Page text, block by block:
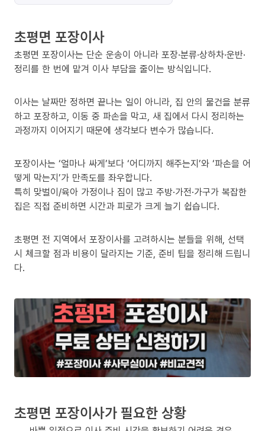
초평면 포장이사
초평면 포장이사는 단순 운송이 아니라 포장·분류·상하차·운반·
정리를 한 번에 맡겨 이사 부담을 줄이는 방식입니다.
이사는 날짜만 정하면 끝나는 일이 아니라, 집 안의 물건을 분류
하고 포장하고, 이동 중 파손을 막고, 새 집에서 다시 정리하는
과정까지 이어지기 때문에 생각보다 변수가 많습니다.
포장이사는 ‘얼마나 싸게’보다 ‘어디까지 해주는지’와 ‘파손을 어
떻게 막는지’가 만족도를 좌우합니다.
특히 맞벌이/육아 가정이나 짐이 많고 주방·가전·가구가 복잡한
집은 직접 준비하면 시간과 피로가 크게 늘기 쉽습니다.
초평면 전 지역에서 포장이사를 고려하시는 분들을 위해, 선택
시 체크할 점과 비용이 달라지는 기준, 준비 팁을 정리해 드립니
다.
초평면 포장이사가 필요한 상황